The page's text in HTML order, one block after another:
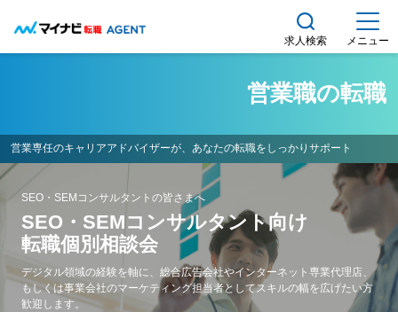
求人検索 メニュー
営業職の転職
営業専任のキャリアアドバイザーが、あなたの転職をしっかりサポート
SEO・SEMコンサルタントの皆さまへ
SEO・SEMコンサルタント向け
転職個別相談会
デジタル領域の経験を軸に、総合広告会社やインターネット専業代理店、
もしくは事業会社のマーケティング担当者としてスキルの幅を広げたい方
歓迎します。